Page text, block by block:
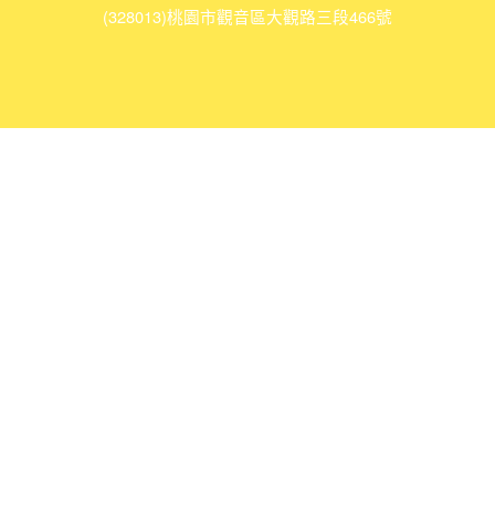
(328013)桃園市觀音區大觀路三段466號